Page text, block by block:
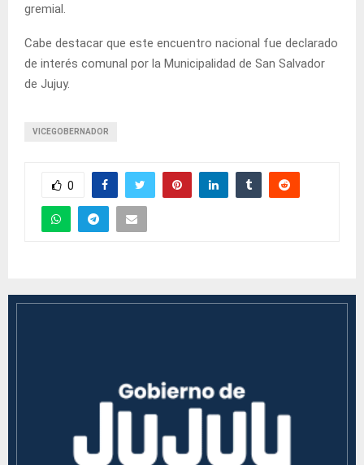
gremial.
Cabe destacar que este encuentro nacional fue declarado
de interés comunal por la Municipalidad de San Salvador
de Jujuy.
VICEGOBERNADOR
0